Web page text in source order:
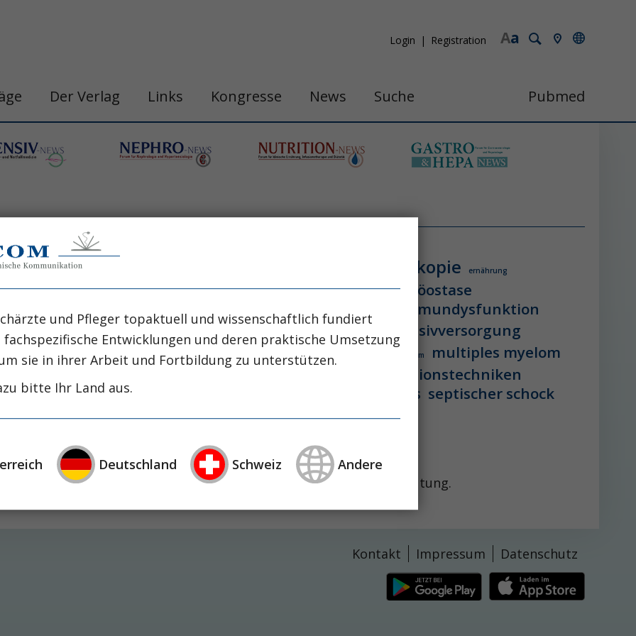
a
A
Login Registration
Der Verlag Links Kongresse News Suche Pubmed
belastungshitzschlag endoskopie ernährung
gastro&hepa-news hepatologie hitzschlag homöostase
neoplasie hämodynamische optimierung
immundysfunktion
news intensivmedizin intensivstation
intensivversorgung
mangelernährung masld metabolische lebererkrankung mikrobiom
multiples myelom
nephrologie niereninsuffizienz
peg-implantationstechniken
präzisionstherapie sepsis septischer schock
Wie?
ihrer Häufigkeit eine enorme gesundheitspolitische Bedeutung.
Kontakt Impressum Datenschutz
und Pfleger topaktuell und wissenschaftlich fundiert
Entwicklungen und deren praktische Umsetzung
sie in ihrer Arbeit und Fortbildung zu unterstützen.
bitte Ihr Land aus.
Deutschland Schweiz Andere